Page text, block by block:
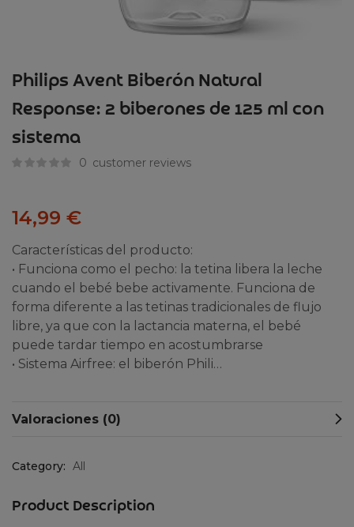
Philips Avent Biberón Natural
Response: 2 biberones de 125 ml con
sistema
0 customer reviews
14,99 €
Características del producto:
• Funciona como el pecho: la tetina libera la leche
cuando el bebé bebe activamente. Funciona de
forma diferente a las tetinas tradicionales de flujo
libre, ya que con la lactancia materna, el bebé
puede tardar tiempo en acostumbrarse
• Sistema Airfree: el biberón Phili…
Valoraciones (0)
Category: All
Product Description